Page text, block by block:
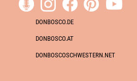
DONBOSCO.DE
DONBOSCO.AT
DONBOSCOSCHWESTERN.NET